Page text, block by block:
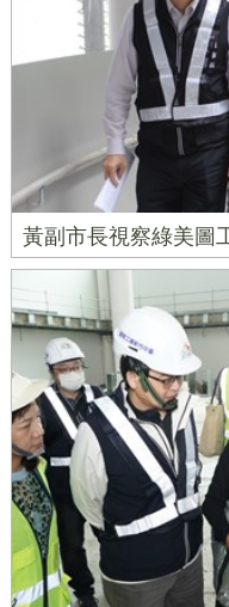
黃副市長視察綠美圖